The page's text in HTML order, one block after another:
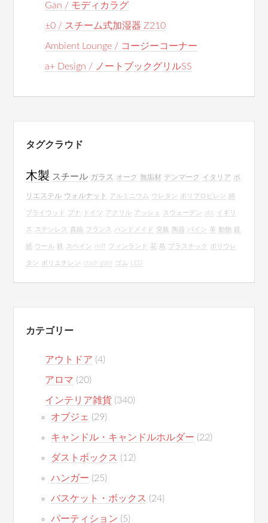
Gan / モディカラグ
±0 / スチーム式加湿器 Z210
Ambient Lounge / コージーコーナー
a+ Design / ノートブックグリルSS
タグクラウド
木製 スチール ガラス オーク 無垢材 デンマーク イタリア ポ
リエステル ウォルナット アルミニウム ウレタン ポリプロピレン 綿
プライウッド ブナ ドイツ アクリル アッシュ スウェーデン abs イギリ
ス ステンレス 真鍮 フランス ハンドメイド 突板 陶器 パイン 革 動物 鏡
紙 ウール 鉄 スペイン mdf フィンランド 花 鳥 プラスチック ポリウレ
タン ポリエチレン crash gate ゴム LED
カテゴリー
アウトドア (4)
アロマ (20)
インテリア雑貨 (340)
オブジェ (29)
キャンドル・キャンドルホルダー (22)
ダストボックス (12)
ハンガー (25)
バスケット・ボックス (24)
パーティション (5)